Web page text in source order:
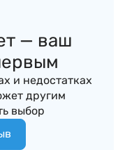
— ваш
и недостатках
другим
выбор